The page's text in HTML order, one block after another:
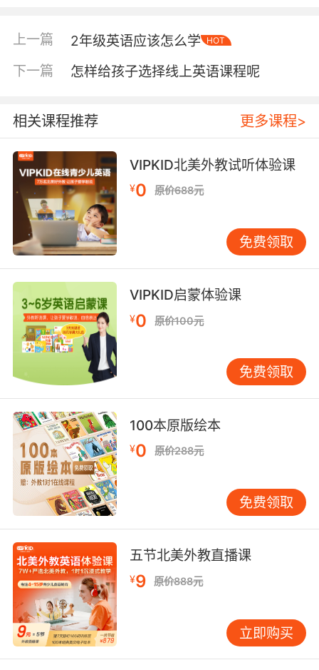
从每天固定的5-10分钟“英语时间”开始。比如早
餐时，指着牛奶说“milk”，指着面包说“bread”；
洗澡时，用简单的英语指令：“Washyourhands”
（洗手）、“Dryyourface”（擦脸）。这些日常场
有效。 有位家长分享了一个有趣的做法：他们在
家里设置了一个“英语角”，放上孩子喜欢的英文
绘本、英语儿歌CD，还有各种英语卡片游戏。孩
子每天都会主动去那个角落待一会儿，有时是翻
翻绘本，有时是跟着音乐哼唱。这个小小的空
间，成了孩子探索英语的“秘密基地”。 让兴趣成
为最好的老师 每个孩子都有自己的兴趣点，聪明
的家长懂得把英语和这些兴趣结合起来。 我认识
一个特别喜欢恐龙的小男孩，他的妈妈就收集了
很多关于恐龙的英文资料——恐龙绘本、恐龙纪
录片、甚至恐龙主题的英语游戏。孩子为了看懂
这些内容，主动学习相关单词，现在他已经能用
英语说出十几种恐龙的名字和特征。 另一个女孩
喜欢公主故事，她的爸爸就找来简单的英文版童
话，每晚用英语给她讲一小段。虽然爸爸的发音
并不标准，但那份亲子共读的温暖，让孩子对英
语故事产生了浓厚的兴趣。 找到孩子的兴趣点，
然后让英语成为探索这个兴趣的工具——这是培
养英语爱好的捷径。无论是运动、音乐、绘画还
是科学，英语都能为孩子打开更广阔的视野。 用
成就感浇灌兴趣的种子 孩子需要看到自己的进
步，需要感受到“我能行”的成就感。这种成就
感，是维持学习兴趣最持久的动力。 我建议家长
为孩子建立“英语成长档案”——可以是一个简单
的笔记本，记录孩子每天学会的新单词、能说的
新句子；也可以是一个音频文件夹，保存孩子朗
读英语的录音。每隔一段时间，和孩子一起回顾
这些记录，他们会惊讶地发现：“原来我已经学了
这么多！” 有位妈妈做得特别好，她每个月末都会
举行“家庭英语展示会”，让孩子用英语介绍这个
上一篇 2年级英语应该怎么学 HOT
下一篇 怎样给孩子选择线上英语课程呢
相关课程推荐 更多课程>
VIPKID北美外教试听体验课
¥0 原价688元
免费领取
VIPKID启蒙体验课
¥0 原价100元
免费领取
100本原版绘本
¥0 原价288元
免费领取
五节北美外教直播课
¥9 原价888元
立即购买